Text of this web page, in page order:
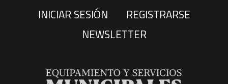
INICIAR SESIÓN
REGISTRARSE
NEWSLETTER